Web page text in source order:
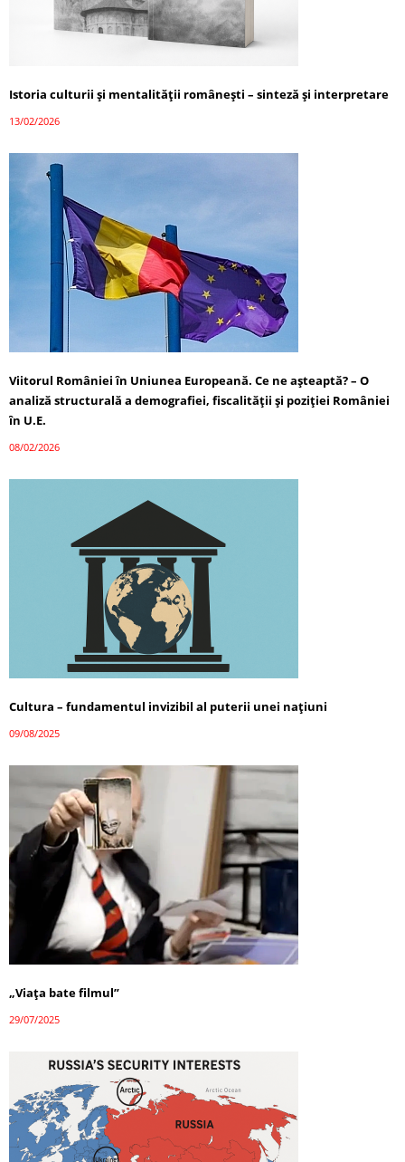
Istoria culturii și mentalității românești – sinteză și interpretare
13/02/2026
Viitorul României în Uniunea Europeană. Ce ne așteaptă? – O
analiză structurală a demografiei, fiscalității și poziției României
în U.E.
08/02/2026
Cultura – fundamentul invizibil al puterii unei națiuni
09/08/2025
„Viața bate filmul”
29/07/2025